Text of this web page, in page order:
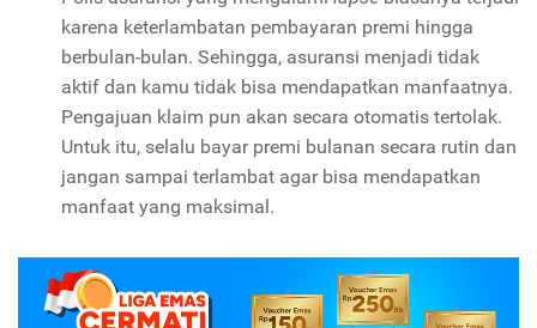
karena keterlambatan pembayaran premi hingga
berbulan-bulan. Sehingga, asuransi menjadi tidak
aktif dan kamu tidak bisa mendapatkan manfaatnya.
Pengajuan klaim pun akan secara otomatis tertolak.
Untuk itu, selalu bayar premi bulanan secara rutin dan
jangan sampai terlambat agar bisa mendapatkan
manfaat yang maksimal.